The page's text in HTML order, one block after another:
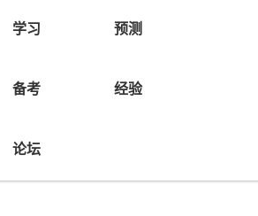
学习 预测
备考 经验
论坛